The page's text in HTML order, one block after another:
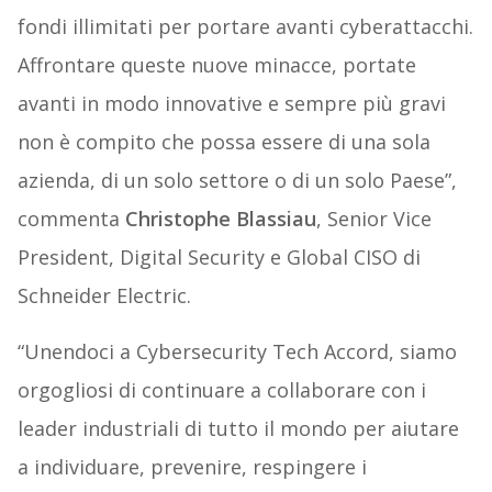
fondi illimitati per portare avanti cyberattacchi.
Affrontare queste nuove minacce, portate
avanti in modo innovative e sempre più gravi
non è compito che possa essere di una sola
azienda, di un solo settore o di un solo Paese”,
commenta Christophe Blassiau, Senior Vice
President, Digital Security e Global CISO di
Schneider Electric.
“Unendoci a Cybersecurity Tech Accord, siamo
orgogliosi di continuare a collaborare con i
leader industriali di tutto il mondo per aiutare
a individuare, prevenire, respingere i